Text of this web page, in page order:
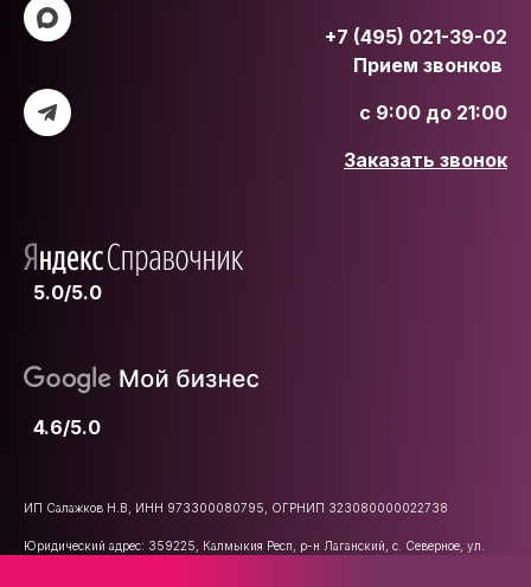
+7 (495) 021-39-02
Прием звонков
с 9:00 до 21:00
Заказать звонок
5.0/5.0
4.6/5.0
ИП Салажков Н.В, ИНН 973300080795, ОГРНИП 323080000022738
Юридический адрес: 359225, Калмыкия Респ, р-н Лаганский, с. Северное, ул.